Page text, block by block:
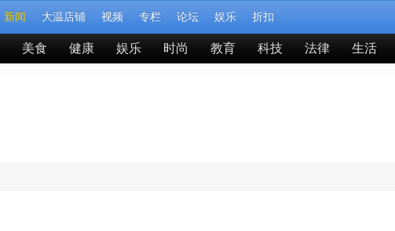
新闻 大温店铺 视频 专栏 论坛 娱乐 折扣
美食 健康 娱乐 时尚 教育 科技 法律 生活